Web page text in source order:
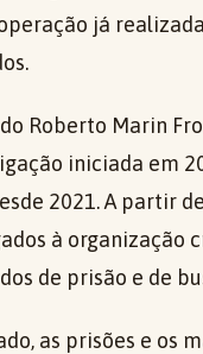
já
Roberto Marin
iniciada em
2021. A partir
à organização
de prisão e de
as prisões e os